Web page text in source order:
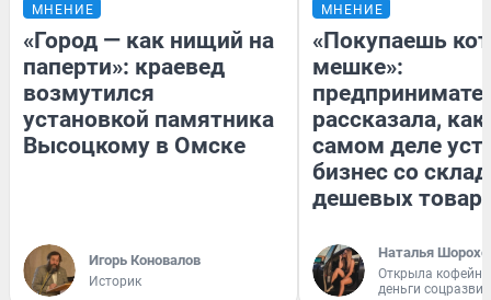
МНЕНИЕ
«Город — как нищий на
паперти»: краевед
возмутился
установкой памятника
Высоцкому в Омске
Игорь Коновалов
Историк
МНЕНИЕ
«Покупаешь
мешке»:
рассказала, как
самом деле
бизнес со
дешевых
Наталья
Открыла
деньги